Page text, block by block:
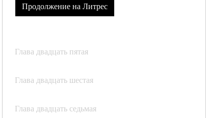
Продолжение на Литрес
Глава двадцать пятая
Глава двадцать шестая
Глава двадцать седьмая